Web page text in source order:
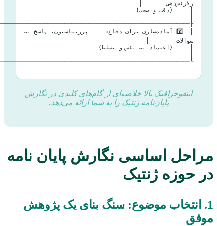
│     (دقت و صحت)
│  8️⃣ آماده‌سازی برای دفاع:     پرزنتاسیون، پاسخ به
│     (اعتماد به نفس و تسلط)
اینفوجرافیک بالا خلاصه‌ای از گام‌های کلیدی در نگارش
پایان‌نامه ژنتیک را به شما ارائه می‌دهد.
اساسی نگارش پایان نامه
ژنتیک
موضوع: سنگ بنای یک پژوهش